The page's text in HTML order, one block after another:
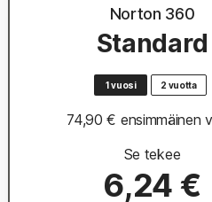
Norton 360
Standard
1 vuosi 2 vuotta
74,90 € ensimmäinen
Se tekee
6,24 €